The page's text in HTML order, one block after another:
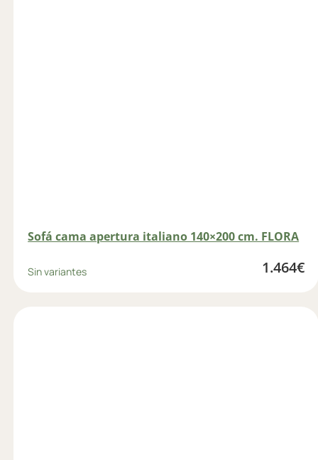
Sofá cama apertura italiano 140×200 cm. FLORA
Sin variantes 1.464€